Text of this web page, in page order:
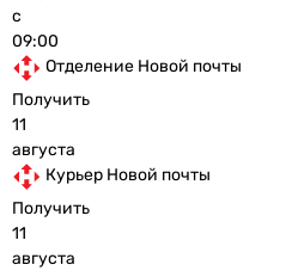
с
09:00
Отделение Новой почты
Получить
11
августа
Курьер Новой почты
Получить
11
августа